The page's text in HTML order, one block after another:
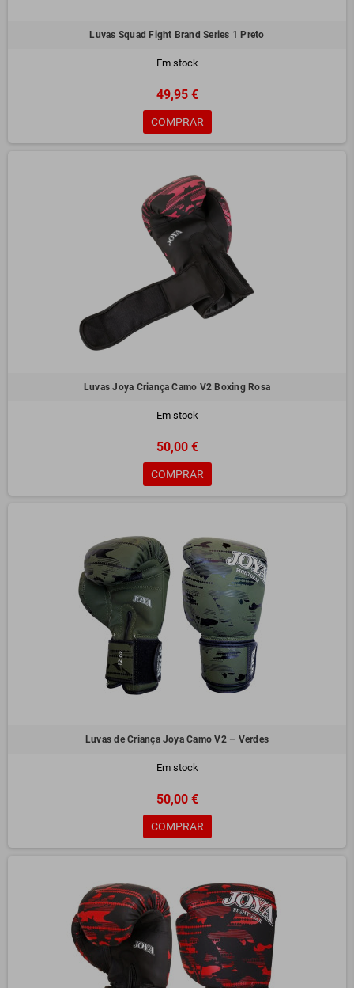
Luvas Squad Fight Brand Series 1 Preto
Em stock
49,95 €
COMPRAR
Luvas Joya Criança Camo V2 Boxing Rosa
Em stock
50,00 €
COMPRAR
Luvas de Criança Joya Camo V2 – Verdes
Em stock
50,00 €
COMPRAR